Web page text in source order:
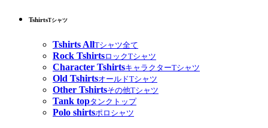
TshirtsTシャツ
Tshirts AllTシャツ全て
Rock TshirtsロックTシャツ
Character TshirtsキャラクターTシャツ
Old TshirtsオールドTシャツ
Other Tshirtsその他Tシャツ
Tank topタンクトップ
Polo shirtsポロシャツ